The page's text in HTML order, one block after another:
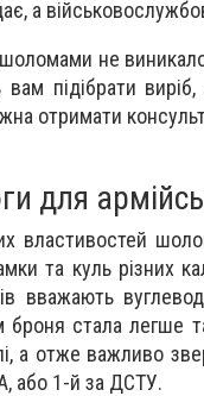
а
не
підібрати
отримати
для
властивостей
та куль різних
вважають
броня стала легше
а отже важливо
або 1-й за ДСТУ.